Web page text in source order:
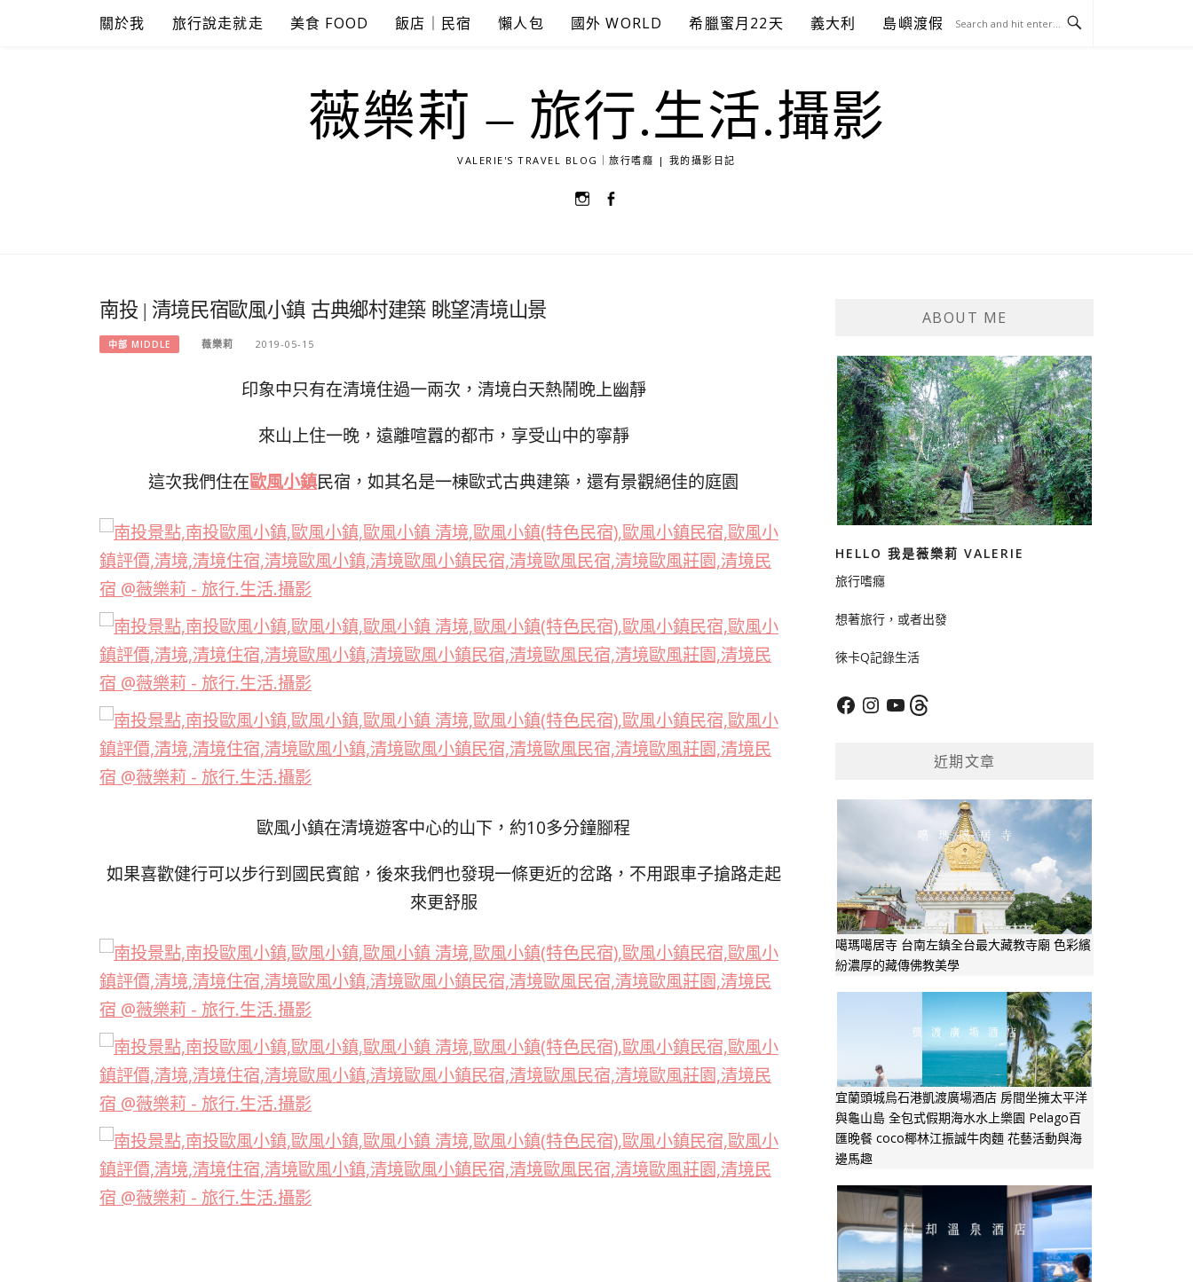
關於我 旅行說走就走 美食 FOOD 飯店｜民宿 懶人包 國外 WORLD 希臘蜜月22天 義大利 島嶼渡假
薇樂莉 – 旅行.生活.攝影
VALERIE'S TRAVEL BLOG｜旅行嗜癮 | 我的攝影日記
選
南投 | 清境民宿歐風小鎮 古典鄉村建築 眺望清境山景
中部 MIDDLE 薇樂莉 2019-05-15
印象中只有在清境住過一兩次，清境白天熱鬧晚上幽靜
來山上住一晚，遠離喧囂的都市，享受山中的寧靜
這次我們住在歐風小鎮民宿，如其名是一棟歐式古典建築，還有景觀絕佳的庭園
歐風小鎮在清境遊客中心的山下，約10多分鐘腳程
如果喜歡健行可以步行到國民賓館，後來我們也發現一條更近的岔路，不用跟車子搶路走起
來更舒服
ABOUT ME
HELLO 我是薇樂莉 VALERIE
旅行嗜癮
想著旅行，或者出發
徠卡Q記錄生活
FacebookInstagram
YouTubeThreads
近期文章
噶瑪噶居寺 台南左鎮全台最大藏教寺廟 色彩繽
紛濃厚的藏傳佛教美學
宜蘭頭城烏石港凱渡廣場酒店 房間坐擁太平洋
與龜山島 全包式假期海水水上樂園 Pelago百
匯晚餐 coco椰林江振誠牛肉麵 花藝活動與海
邊馬趣